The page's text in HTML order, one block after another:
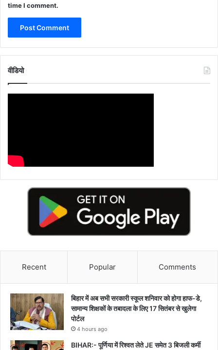
time I comment.
वीडियो
Recent Popular Comments
बिहार में अब सभी सरकारी स्कूल शनिवार को होगा हाफ-डे,
सामान्य शिक्षकों के तबादला के लिए 17 सितंबर से खुलेगा
पोर्टल
4 hours ago
BIHAR:- पूर्णिया में रिश्वत लेते JE समेत 3 बिजली कर्मी